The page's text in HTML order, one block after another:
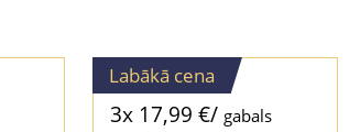
Labākā cena
3x 17,99 €/ gabals